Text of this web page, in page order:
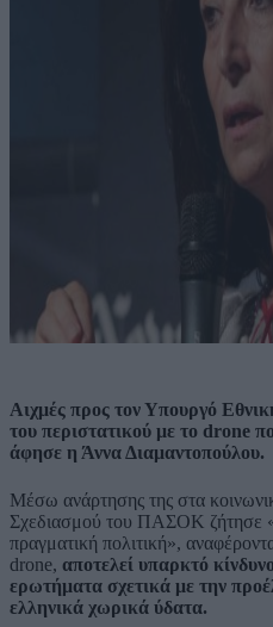
Αιχμές προς τον Υπουργό
του περιστατικού με το drone
άφησε η Άννα Διαμαντοπούλου.
Μέσω ανάρτησης της στα
Σχεδιασμού του ΠΑΣΟΚ ζήτησε
πραγματική πολιτική»,
drone, αποτελεί υπαρκτό
ερωτήματα σχετικά με την
ελληνικά χωρικά ύδατα.